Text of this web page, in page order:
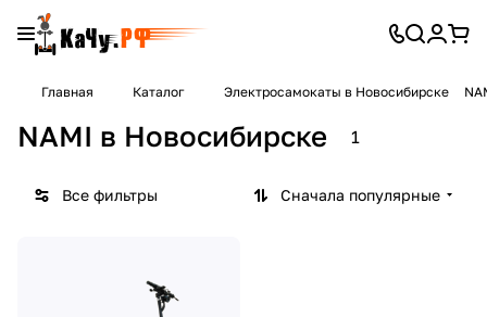
Главная Каталог Электросамокаты в Новосибирске
NAMI в Новосибирске 1
Все фильтры Сначала популярные